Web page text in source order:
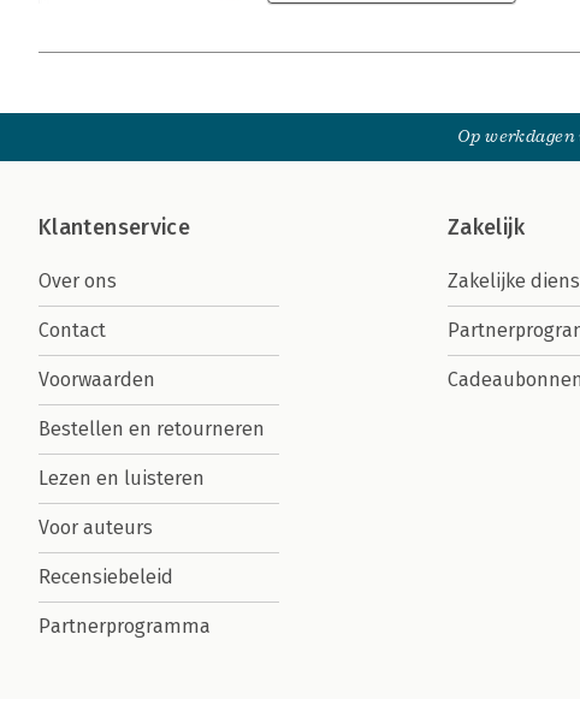
Op
Klantenservice
Over ons
Contact
Voorwaarden
Bestellen en retourneren
Lezen en luisteren
Voor auteurs
Recensiebeleid
Partnerprogramma
Zakelijk
Zakelijke